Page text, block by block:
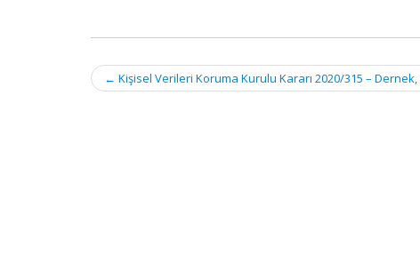
Post
navigation
← Kişisel Verileri Koruma Kurulu Kararı 2020/315 –